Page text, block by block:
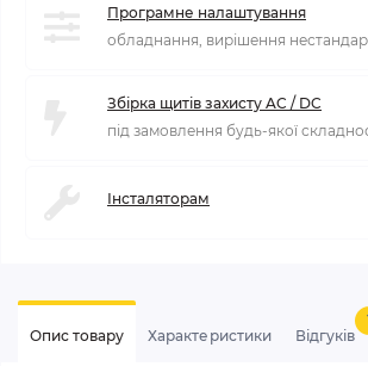
Програмне налаштування
обладнання, вирішення
Збірка щитів захисту AC / DC
під замовлення будь-якої
Інсталяторам
Опис товару Характеристики Відгуків